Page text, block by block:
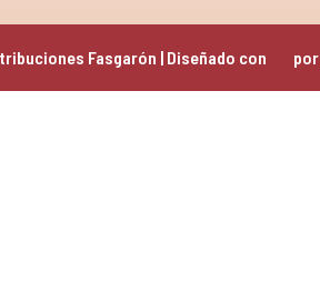
Fasgarón | Diseñado con por